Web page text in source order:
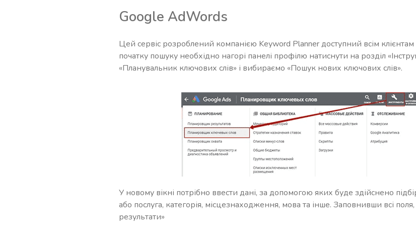
Google AdWords
Цей сервіс розроблений компанією Keyword Planner доступний всім
початку пошуку необхідно нагорі панелі профілю натиснути на розділ
«Планувальник ключових слів» і вибираємо «Пошук нових ключових слів».
У новому вікні потрібно ввести дані, за допомогою яких буде здійснено
або послуга, категорія, місцезнаходження, мова та інше. Заповнивши всі
результати»